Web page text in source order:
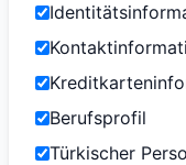
Berufsprofil
Türkischer